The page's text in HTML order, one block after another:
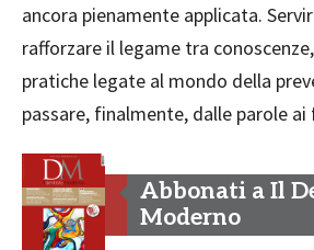
ancora pienamente applicata.
rafforzare il legame tra
pratiche legate al mondo della
passare, finalmente, dalle parole
Abbonati a Il
Moderno